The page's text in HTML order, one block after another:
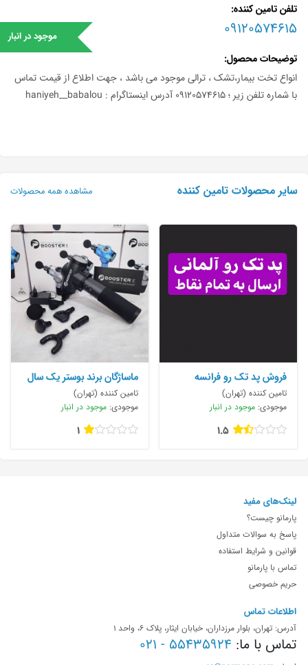
موجود در انبار
تلفن تامین کننده
09120574615
توضیحات محصول
انواع تخت بیمار،تشک ، ترالی موجود می باشد ، جهت اطلاع از قیمت تماس
با شماره تلفن زیر ؛ 09120574615 آدرس اینستاگرام : haniyeh__babalou
سایر محصولات تامین کننده مشاهده همه محصولات
فروش پد تک رو فرانسه
_اسپانیا
تامین کننده (تهران)
موجودی: موجود در انبار
1.5
ماساژگان برند بوستر یک سال
گارانتی
تامین کننده (تهران)
موجودی: موجود در انبار
1
لینک‌های مفید
پارمانو چیست؟
پاسخ به سوالات متداول
قوانین و شرایط استفاده
تماس با پارمانو
حریم خصوصی
اطلاعات تماس
آدرس: تهران، بلوار مرزداران، خیابان ایثار، پلاک 6، واحد 1
تماس با ما: 55435924 - 021